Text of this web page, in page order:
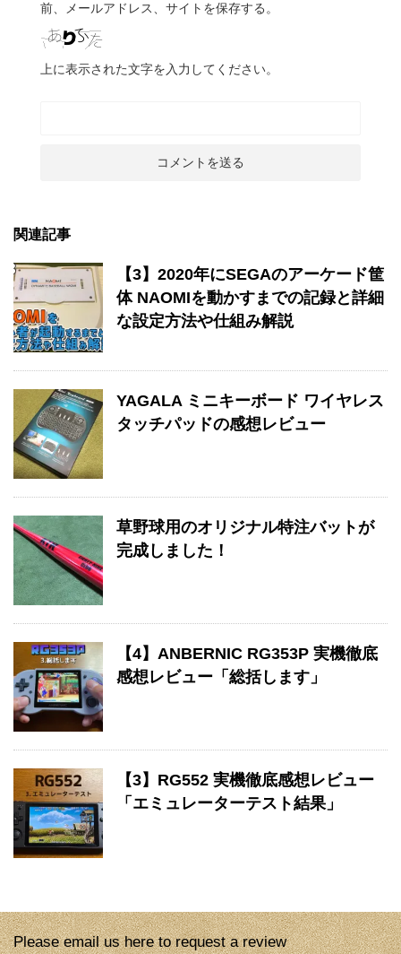
前、メールアドレス、サイトを保存する。
上に表示された文字を入力してください。
関連記事
【3】2020年にSEGAのアーケード筐
体 NAOMIを動かすまでの記録と詳細
な設定方法や仕組み解説
YAGALA ミニキーボード ワイヤレス
タッチパッドの感想レビュー
草野球用のオリジナル特注バットが
完成しました！
【4】ANBERNIC RG353P 実機徹底
感想レビュー「総括します」
【3】RG552 実機徹底感想レビュー
「エミュレーターテスト結果」
Please email us here to request a review